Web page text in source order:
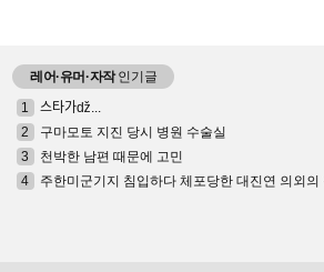
레어·유머·자작인기글
1
스타가ǆ...
2 구마모토 지진 당시 병원 수술실
3 천박한 남편 때문에 고민
4 주한미군기지 침입하다 체포당한 대진연 의외의